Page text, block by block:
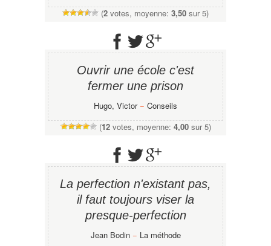
(2 votes, moyenne: 3,50 sur 5)
Ouvrir une école c'est
fermer une prison
Hugo, Victor− Conseils
(12votes, moyenne: 4,00sur 5)
La perfection n'existant pas,
il faut toujours viser la
presque-perfection
Jean Bodin− La méthode